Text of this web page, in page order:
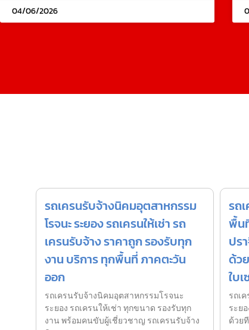
04/06/2026
รถเครนรับจ้างนิคมอุตสาหกรรม
โรจนะ ระยอง รถเครนให้เช่า รถ
เครนรับจ้าง ราคาถูก รองรับทุก
งาน บริการ ทุกพื้นที่ ภาคตะวัน
ออก
รถเครนรับจ้างนิคมอุตสาหกรรมโรจนะ
ระยอง รถเครนให้เช่า ทุกขนาด รองรับทุก
งาน พร้อมคนขับผู้เชี่ยวชาญ รถเครนรับจ้าง
รถ
พื้น
ปร
ด้ว
ใบ
รถเ
ระย
ด้วย